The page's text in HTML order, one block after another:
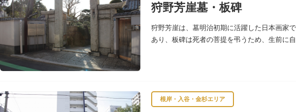
狩野芳崖墓・板碑
狩野芳崖は、墓明治初期に活躍した日本画家
あり、板碑は死者の菩提を弔うため、生前に
根岸・入谷・金杉エリア